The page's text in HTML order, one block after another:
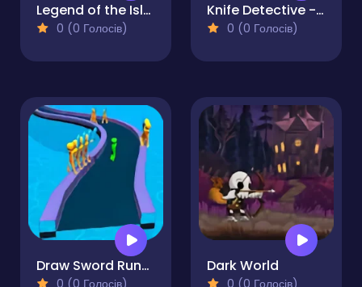
Legend of the Isles. The Hero's Path
0 (0 Голосів)
Knife Detective - Villain Hunt
0 (0 Голосів)
Draw Sword Runner
0 (0 Голосів)
Dark World
0 (0 Голосів)